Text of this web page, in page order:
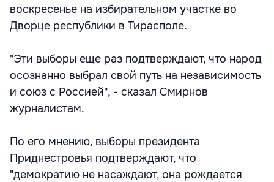
воскресенье на избирательном участке во
Дворце республики в Тирасполе.
"Эти выборы еще раз подтверждают, что народ
осознанно выбрал свой путь на независимость
и союз с Россией", - сказал Смирнов
журналистам.
По его мнению, выборы президента
Приднестровья подтверждают, что
"демократию не насаждают, она рождается